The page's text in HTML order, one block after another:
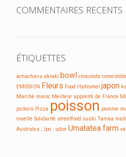
COMMENTAIRES RECENTS
ÉTIQUETTES
achachairu akiaki bowl chocolats
EMISSION
Fleurs Food Hydromel japon
Marché maroc Meilleur apprenti de France
pickels Pizza poisson pomme
roselle Solidarité streetfood sushi Tamaa
Australes ; Ipo ; udon Umatatea farm